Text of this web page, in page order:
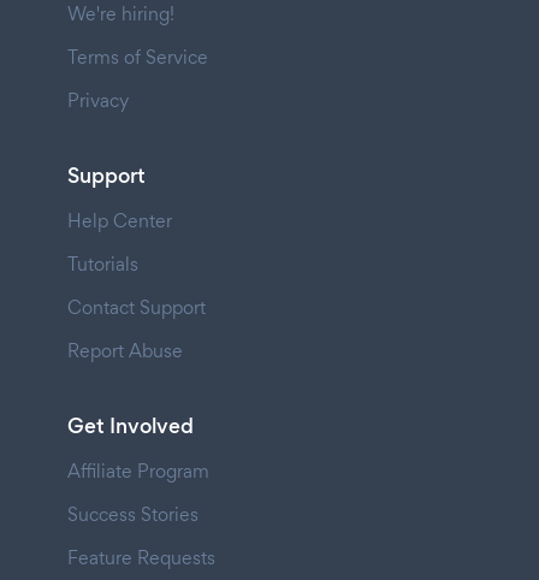
We're hiring!
Terms of Service
Privacy
Support
Help Center
Tutorials
Contact Support
Report Abuse
Get Involved
Affiliate Program
Success Stories
Feature Requests